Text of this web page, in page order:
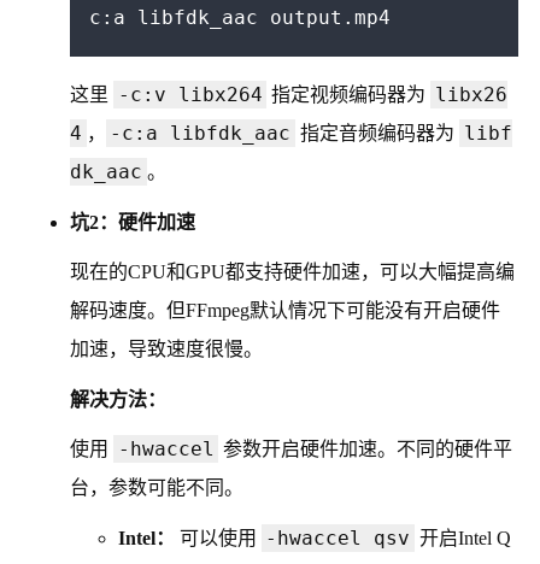
这里 -c:v libx264 指定视频编码器为 libx26
4 ， -c:a libfdk_aac 指定音频编码器为 libf
dk_aac 。
坑2：硬件加速
现在的CPU和GPU都支持硬件加速，可以大幅提高编
解码速度。但FFmpeg默认情况下可能没有开启硬件
加速，导致速度很慢。
解决方法：
使用 -hwaccel 参数开启硬件加速。不同的硬件平
台，参数可能不同。
Intel： 可以使用 -hwaccel qsv 开启Intel Q